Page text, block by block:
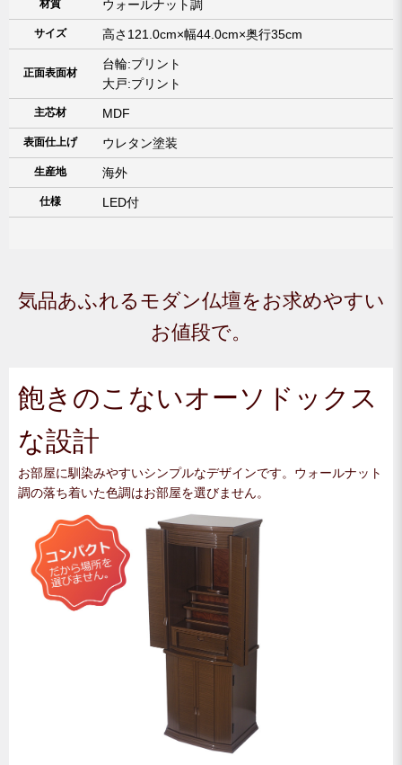
材質 ウォールナット調
サイズ 高さ121.0cm×幅44.0cm×奥行35cm
正面表面材
台輪:プリント
大戸:プリント
主芯材 MDF
表面仕上げ ウレタン塗装
生産地 海外
仕様 LED付
気品あふれるモダン仏壇をお求めやすい
お値段で。
飽きのこないオーソドックス
な設計
お部屋に馴染みやすいシンプルなデザインです。ウォールナット
調の落ち着いた色調はお部屋を選びません。